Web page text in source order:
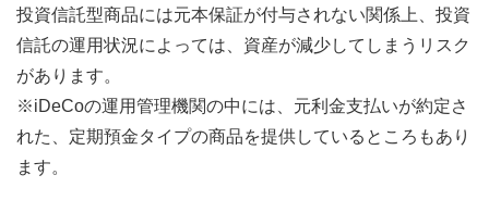
投資信託型商品には元本保証が付与されない関係上、投資
信託の運用状況によっては、資産が減少してしまうリスク
があります。
※iDeCoの運用管理機関の中には、元利金支払いが約定さ
れた、定期預金タイプの商品を提供しているところもあり
ます。